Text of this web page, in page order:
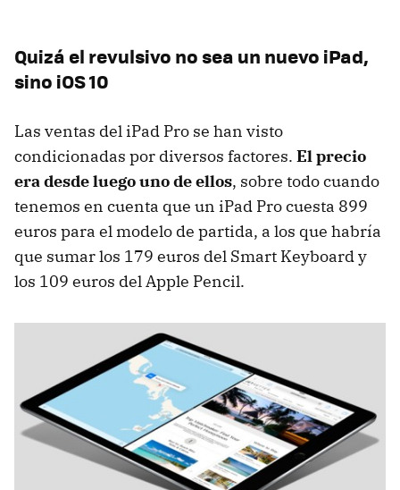
Quizá el revulsivo no sea un nuevo iPad,
sino iOS 10
Las ventas del iPad Pro se han visto
condicionadas por diversos factores. El precio
era desde luego uno de ellos, sobre todo cuando
tenemos en cuenta que un iPad Pro cuesta 899
euros para el modelo de partida, a los que habría
que sumar los 179 euros del Smart Keyboard y
los 109 euros del Apple Pencil.